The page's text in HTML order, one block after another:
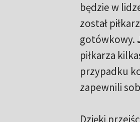
będzie w
został
gotówkowy.
piłkarza
przypadku
zapewnili
Dzięki